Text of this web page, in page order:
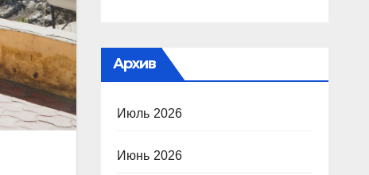
Архив
Июль 2026
Июнь 2026